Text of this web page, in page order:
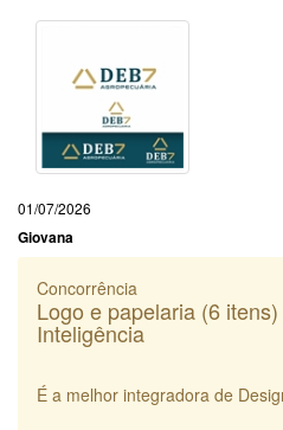
01/07/2026
Giovana
Concorrência
Logo e papelaria (6
Inteligência
É a melhor integradora de